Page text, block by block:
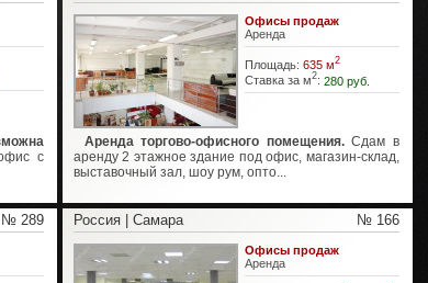
с
Офисы продаж
Аренда
Площадь: 635 м2
Ставка за м2: 280 руб.
Аренда торгово-офисного помещения.Сдам в
аренду 2 этажное здание под офис, магазин-склад,
выставочный зал, шоу рум, опто...
№ 289 Россия | Самара № 166
Офисы продаж
Аренда